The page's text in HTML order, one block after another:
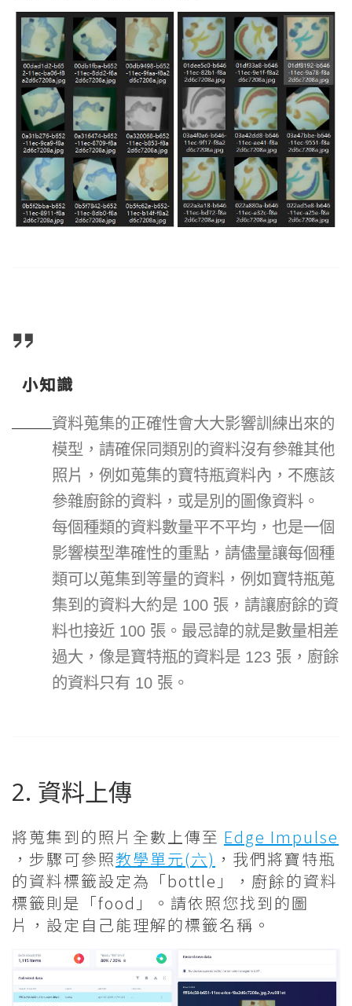
小知識
資料蒐集的正確性會大大影響訓練出來的
模型，請確保同類別的資料沒有參雜其他
照片，例如蒐集的寶特瓶資料內，不應該
參雜廚餘的資料，或是別的圖像資料。
每個種類的資料數量平不平均，也是一個
影響模型準確性的重點，請儘量讓每個種
類可以蒐集到等量的資料，例如寶特瓶蒐
集到的資料大約是 100 張，請讓廚餘的資
料也接近 100 張。最忌諱的就是數量相差
過大，像是寶特瓶的資料是 123 張，廚餘
的資料只有 10 張。
2. 資料上傳
將蒐集到的照片全數上傳至 Edge Impulse
，步驟可參照教學單元(六) ，我們將寶特瓶
的資料標籤設定為「bottle」，廚餘的資料
標籤則是「food」。請依照您找到的圖
片，設定自己能理解的標籤名稱。